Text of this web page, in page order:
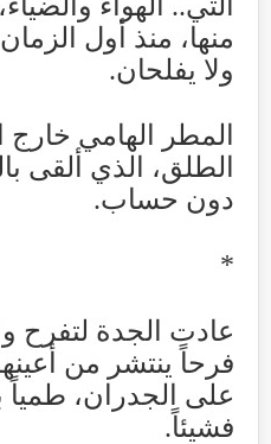
منها، منذ أول
ولا يفلحان.
المطر الهامي خارج
الطلق، الذي ألقى
دون حساب.
*
عادت الجدة لتفرح
فرحاً ينتشر من
على الجدران، طمياً
فشيئاً.